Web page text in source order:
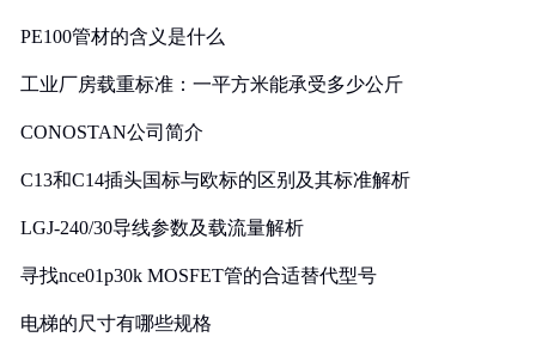
PE100管材的含义是什么
工业厂房载重标准：一平方米能承受多少公斤
CONOSTAN公司简介
C13和C14插头国标与欧标的区别及其标准解析
LGJ-240/30导线参数及载流量解析
寻找nce01p30k MOSFET管的合适替代型号
电梯的尺寸有哪些规格